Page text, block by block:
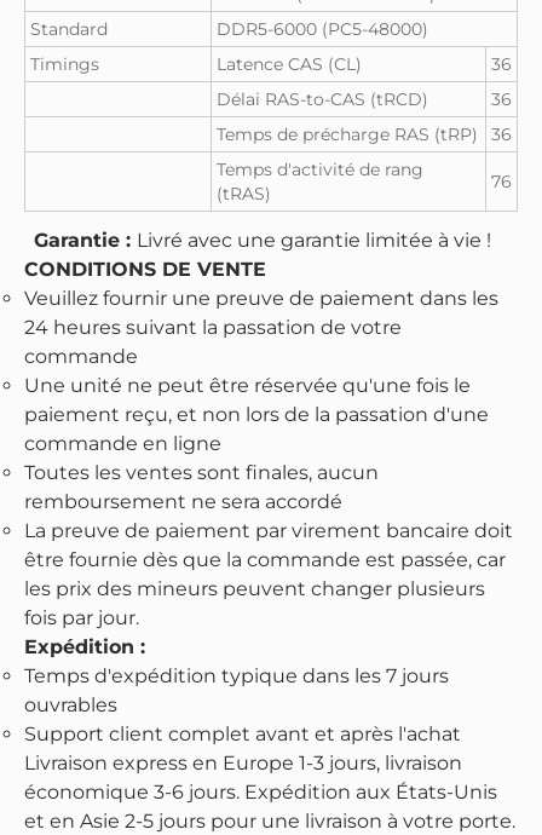
Standard
DDR5-6000 (PC5-48000)
Timings
Latence CAS (CL)
36
Délai RAS-to-CAS (tRCD)
36
Temps de précharge RAS (tRP)
36
Temps d'activité de rang
(tRAS)
76
Garantie : Livré avec une garantie limitée à vie !
CONDITIONS DE VENTE
Veuillez fournir une preuve de paiement dans les
24 heures suivant la passation de votre
commande
Une unité ne peut être réservée qu'une fois le
paiement reçu, et non lors de la passation d'une
commande en ligne
Toutes les ventes sont finales, aucun
remboursement ne sera accordé
La preuve de paiement par virement bancaire doit
être fournie dès que la commande est passée, car
les prix des mineurs peuvent changer plusieurs
fois par jour.
Expédition :
Temps d'expédition typique dans les 7 jours
ouvrables
Support client complet avant et après l'achat
Livraison express en Europe 1-3 jours, livraison
économique 3-6 jours. Expédition aux États-Unis
et en Asie 2-5 jours pour une livraison à votre porte.